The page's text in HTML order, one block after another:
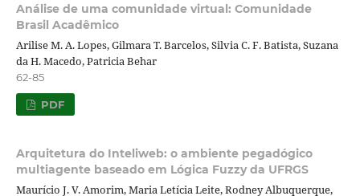
Análise de uma comunidade virtual: Comunidade
Brasil Acadêmico
Arilise M. A. Lopes, Gilmara T. Barcelos, Silvia C. F. Batista, Suzana
da H. Macedo, Patricia Behar
62-85
PDF
Arquitetura do Inteliweb: o ambiente pegadógico
multiagente baseado em Lógica Fuzzy da UFRGS
Maurício J. V. Amorim, Maria Letícia Leite, Rodney Albuquerque,